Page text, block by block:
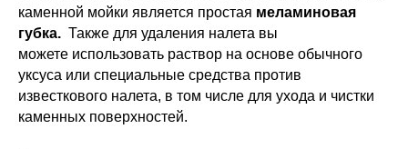
каменной мойки является простая меламиновая
губка. Также для удаления налета вы
можете использовать раствор на основе обычного
уксуса или специальные средства против
известкового налета, в том числе для ухода и чистки
каменных поверхностей.